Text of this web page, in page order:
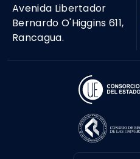
Avenida Libertador
Bernardo O'Higgins 611,
Rancagua.